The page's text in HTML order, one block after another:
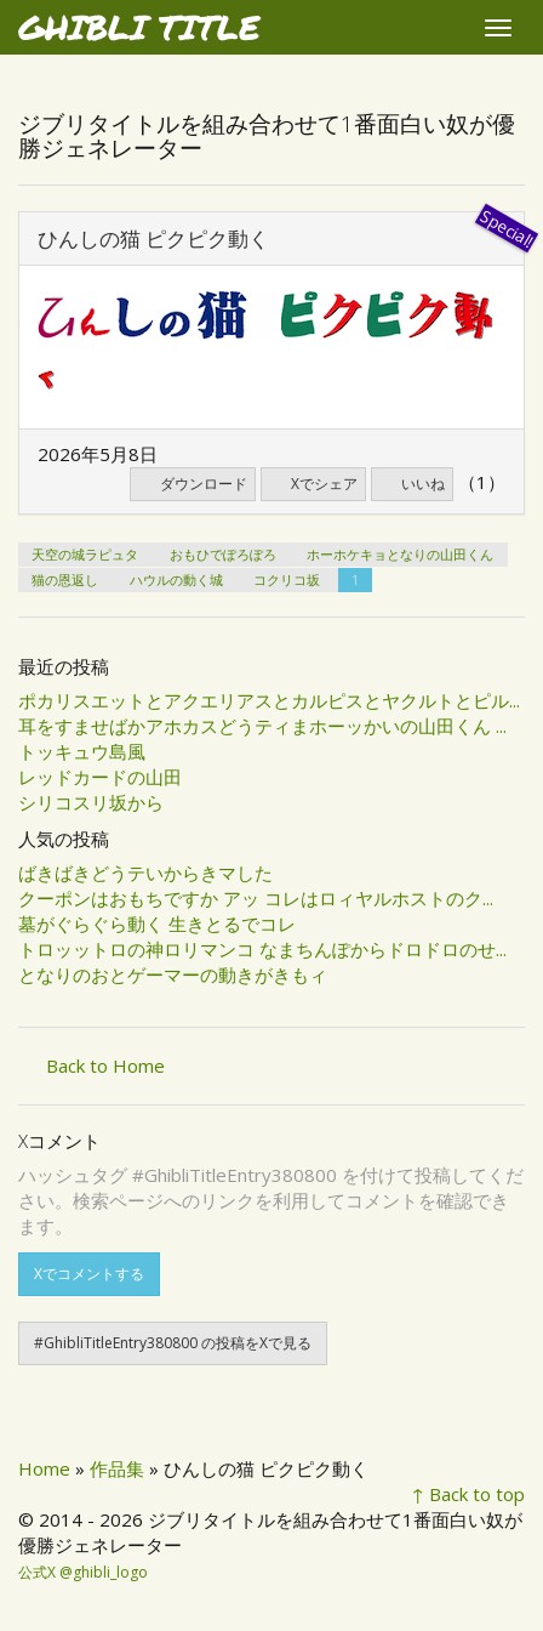
GHIBLI TITLE
Toggle
ジブリタイトルを組み合わせて1番面白い奴が優
勝ジェネレーター
ひんしの猫 ピクピク動く
2026年5月8日
ダウンロード Xでシェア いいね （1）
天空の城ラピュタ おもひでぽろぽろ
ホーホケキョとなりの山田くん
猫の恩返し
ハウルの動く城 コクリコ坂 1
最近の投稿
ポカリスエットとアクエリアスとカルピスとヤクルトとピル...
耳をすませばかアホカスどうティまホーッかいの山田くん ...
トッキュウ島風
レッドカードの山田
シリコスリ坂から
人気の投稿
ばきばきどうテいからきマした
クーポンはおもちですか アッ コレはロィヤルホストのク...
墓がぐらぐら動く 生きとるでコレ
トロッットロの神ロリマンコ なまちんぽからドロドロのせ...
となりのおとゲーマーの動きがきもィ
Back to Home
Xコメント
ハッシュタグ #GhibliTitleEntry380800 を付けて投稿してくだ
さい。検索ページへのリンクを利用してコメントを確認でき
ます。
Xでコメントする
#GhibliTitleEntry380800 の投稿をXで見る
Home » 作品集 » ひんしの猫 ピクピク動く
↑ Back to top
© 2014 - 2026 ジブリタイトルを組み合わせて1番面白い奴が
優勝ジェネレーター
公式X @ghibli_logo